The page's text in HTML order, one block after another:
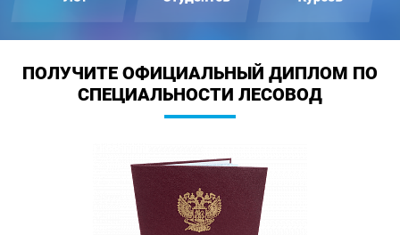
ПОЛУЧИТЕ ОФИЦИАЛЬНЫЙ ДИПЛОМ ПО
СПЕЦИАЛЬНОСТИ ЛЕСОВОД